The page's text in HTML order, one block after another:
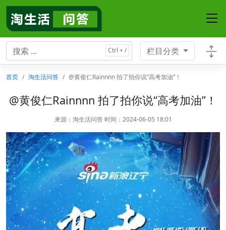
栏目分类
首页 淘生活问答 @黄俊仁Rainnnn 拍了拍你说“高考加油”！
@黄俊仁Rainnnn 拍了拍你说“高考加油”！
来源： 淘生活问答 时间：2024-06-05 18:01